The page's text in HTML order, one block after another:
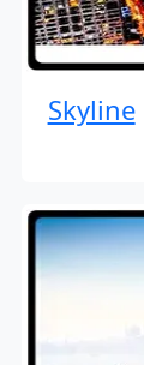
Skyline